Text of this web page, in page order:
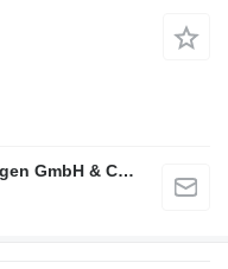
EGC Parts Baumaschinen Demontagen GmbH & Co. KG